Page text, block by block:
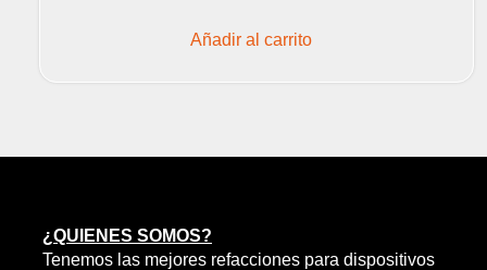
Añadir al carrito
¿QUIENES SOMOS?
Tenemos las mejores refacciones para dispositivos